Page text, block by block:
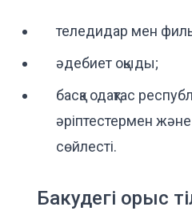
теледидар мен
әдебиет оқыды;
басқа одақтас
әріптестермен
сөйлесті.
Бакудегі орыс